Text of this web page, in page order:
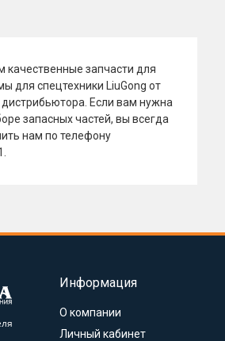
качественные запчасти для
для спецтехники LiuGong от
Если вам нужна
запасных частей, вы всегда
нам по телефону
Информация
О компании
Личный кабинет